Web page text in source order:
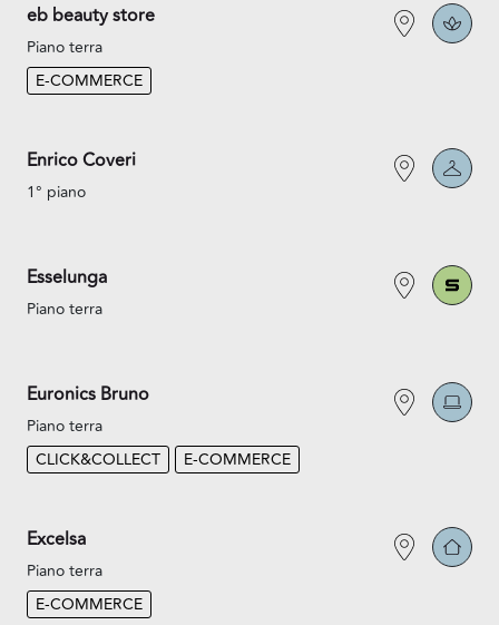
eb beauty store
Piano terra
E-COMMERCE
Enrico Coveri
1° piano
Esselunga
Piano terra
Euronics Bruno
Piano terra
CLICK&COLLECT
E-COMMERCE
Excelsa
Piano terra
E-COMMERCE